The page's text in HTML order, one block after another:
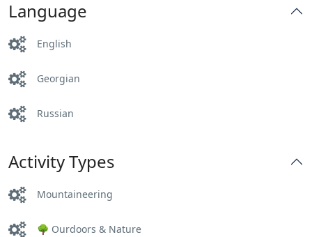
Language
English
Georgian
Russian
Activity Types
Mountaineering
🌳 Ourdoors & Nature